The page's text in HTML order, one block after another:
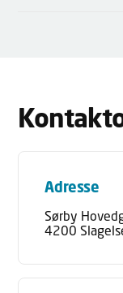
Adresse
Sørby
4200